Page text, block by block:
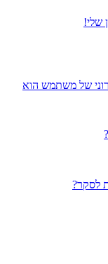
שלי!
של משתמש הוא
לסקר?